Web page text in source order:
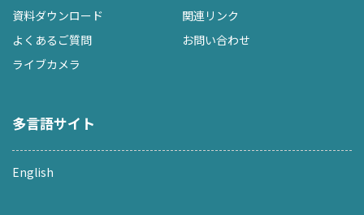
資料ダウンロード
関連リンク
よくあるご質問
お問い合わせ
ライブカメラ
多言語サイト
English